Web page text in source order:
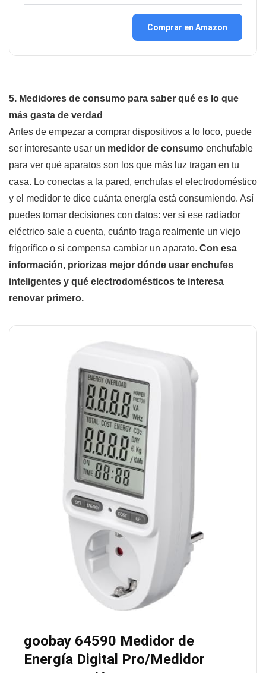
Comprar en Amazon
5. Medidores de consumo para saber qué es lo que
más gasta de verdad
Antes de empezar a comprar dispositivos a lo loco, puede
ser interesante usar un medidor de consumo enchufable
para ver qué aparatos son los que más luz tragan en tu
casa. Lo conectas a la pared, enchufas el electrodoméstico
y el medidor te dice cuánta energía está consumiendo. Así
puedes tomar decisiones con datos: ver si ese radiador
eléctrico sale a cuenta, cuánto traga realmente un viejo
frigorífico o si compensa cambiar un aparato. Con esa
información, priorizas mejor dónde usar enchufes
inteligentes y qué electrodomésticos te interesa
renovar primero.
goobay 64590 Medidor de
Energía Digital Pro/Medidor